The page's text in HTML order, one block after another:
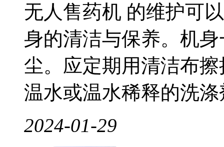
无人售药机 的维护可
身的清洁与保养。机
尘。应定期用清洁布
温水或温水稀释的洗涤
2024-01-29